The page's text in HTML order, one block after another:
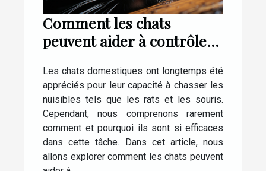
Comment les chats
peuvent aider à contrôler
souris dans votre maison
Les chats domestiques ont longtemps été
appréciés pour leur capacité à chasser les
nuisibles tels que les rats et les souris.
Cependant, nous comprenons rarement
comment et pourquoi ils sont si efficaces
dans cette tâche. Dans cet article, nous
allons explorer comment les chats peuvent